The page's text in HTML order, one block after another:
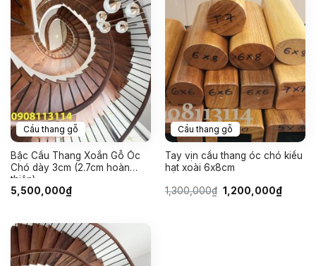
Cầu thang gỗ
Bậc Cầu Thang Xoắn Gỗ Óc
Chó dày 3cm (2.7cm hoàn
thiện)
5,500,000₫
Cầu thang gỗ
Tay vịn cầu thang óc chó kiểu
hạt xoài 6x8cm
1,300,000₫ Giá
gốc
1,200,000₫Giá
hiện